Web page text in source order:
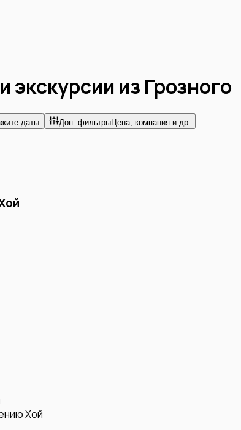
экскурсии из Грозного
даты Доп. фильтры Цена, компания и др.
Хой